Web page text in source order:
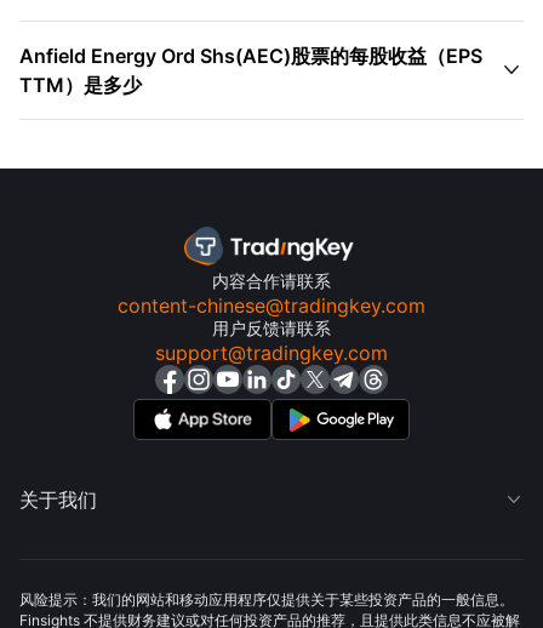
Anfield Energy Ord Shs(AEC)股票的每股收益（EPS
TTM）是多少

内容合作请联系
content-chinese@tradingkey.com
用户反馈请联系
support@tradingkey.com
关于我们 
风险提示：我们的网站和移动应用程序仅提供关于某些投资产品的一般信息。
Finsights 不提供财务建议或对任何投资产品的推荐，且提供此类信息不应被解